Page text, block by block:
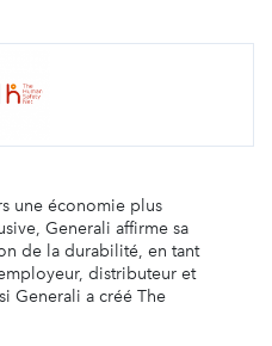
une économie plus
Generali affirme sa
de la durabilité, en tant
distributeur et
Generali a créé The